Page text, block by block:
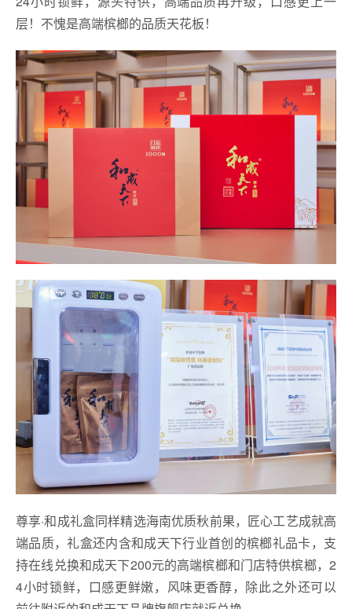
层！不愧是高端槟榔的品质天花板！
尊享·和成礼盒同样精选海南优质秋前果，匠心工艺成就高
端品质，礼盒还内含和成天下行业首创的槟榔礼品卡，支
持在线兑换和成天下200元的高端槟榔和门店特供槟榔，2
4小时锁鲜，口感更鲜嫩，风味更香醇，除此之外还可以